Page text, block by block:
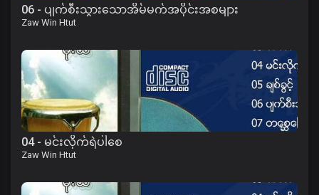
06 - ပျက်စီးသွားသောအိမ်မက်အပိုင်းအစများ
Zaw Win Htut
04 - မင်းလိုက်ရဲပါစေ
Zaw Win Htut